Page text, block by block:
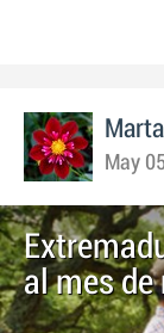
May
al mes de